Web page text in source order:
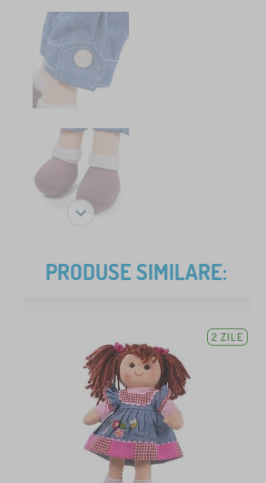
PRODUSE SIMILARE:
2 ZILE